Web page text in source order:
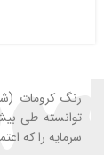
رنگ کرومات
توانسته طی
سرمایه را که